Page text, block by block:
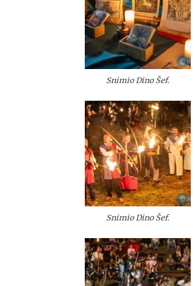
Snimio Dino Šef.
Snimio Dino Šef.